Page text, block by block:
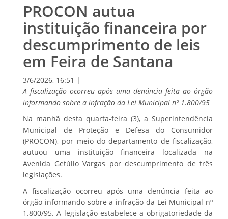
PROCON autua
instituição financeira por
descumprimento de leis
em Feira de Santana
3/6/2026, 16:51 |
A fiscalização ocorreu após uma denúncia feita ao órgão
informando sobre a infração da Lei Municipal nº 1.800/95
​Na manhã desta quarta-feira (3), a Superintendência
Municipal de Proteção e Defesa do Consumidor
(PROCON), por meio do departamento de fiscalização,
autuou uma instituição financeira localizada na
Avenida Getúlio Vargas por descumprimento de três
legislações.
​A fiscalização ocorreu após uma denúncia feita ao
órgão informando sobre a infração da Lei Municipal nº
1.800/95. A legislação estabelece a obrigatoriedade da